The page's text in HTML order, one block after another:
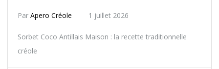
Par Apero Créole 1 juillet 2026
Sorbet Coco Antillais Maison : la recette traditionnelle
créole